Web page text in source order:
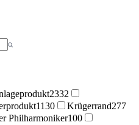
2332
1130 Krügerrand277
Philharmoniker100